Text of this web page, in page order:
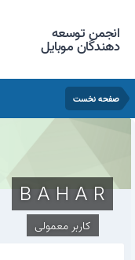
انجمن توسعه
دهندگان موبایل
صفحه نخست
B A H A R
کاربر معمولی